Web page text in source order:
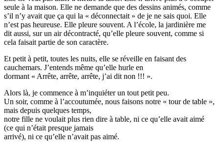
seule à la maison. Elle ne demande que des dessins animés, comme
s’il n’y avait que ça qui la « déconnectait » de je ne sais quoi. Elle
n’est pas heureuse. Elle pleure souvent. A l’école, la jardinière me
dit aussi, sur un air décontracté, qu’elle pleure souvent, comme si
cela faisait partie de son caractère.
Et petit à petit, toutes les nuits, elle se réveille en faisant des
cauchemars. J’entends même qu’elle hurle en
dormant « Arrête, arrête, arrête, j’ai dit non !!! ».
Alors là, je commence à m’inquiéter un tout petit peu.
Un soir, comme à l’accoutumée, nous faisons notre « tour de table »,
mais depuis quelques temps,
notre fille ne voulait plus rien dire à table, ni ce qu’elle avait aimé
(ce qui n’était presque jamais
arrivé), ni ce qu’elle n’avait pas aimé.